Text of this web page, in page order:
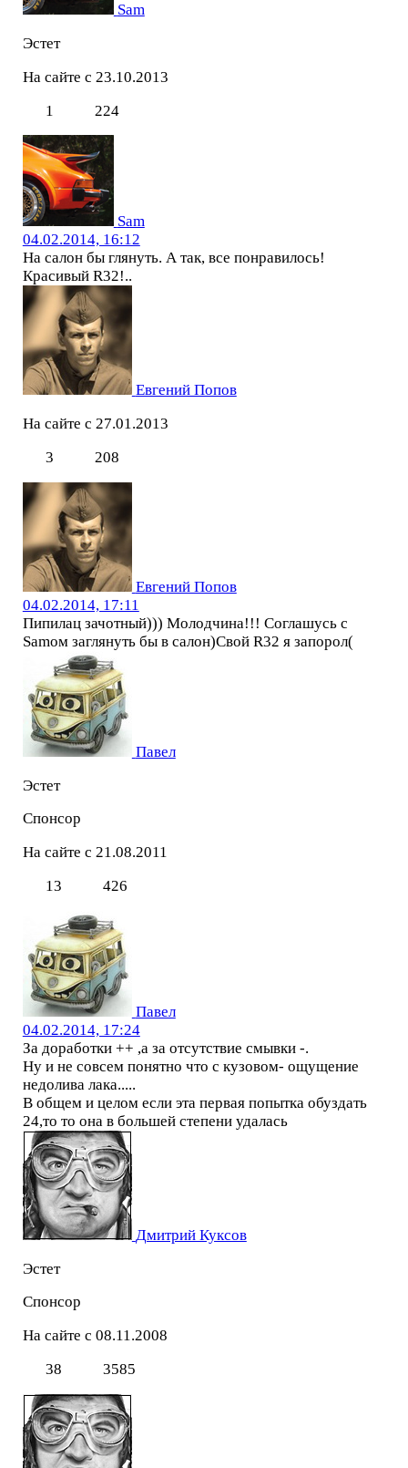
Sam
Эстет
На сайте с 23.10.2013
1
224
Sam
04.02.2014, 16:12
На салон бы глянуть. А так, все понравилось!
Красивый R32!..
Евгений Попов
На сайте с 27.01.2013
3
208
Евгений Попов
04.02.2014, 17:11
Пипилац зачотный))) Молодчина!!! Соглашусь c
Samом заглянуть бы в салон)Свой R32 я запорол(
Павел
Эстет
Спонсор
На сайте с 21.08.2011
13
426
Павел
04.02.2014, 17:24
За доработки ++ ,а за отсутствие смывки -.
Ну и не совсем понятно что с кузовом- ощущение
недолива лака.....
В общем и целом если эта первая попытка обуздать
24,то то она в большей степени удалась
Дмитрий Куксов
Эстет
Спонсор
На сайте с 08.11.2008
38
3585